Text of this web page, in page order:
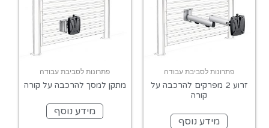
פתרונות לסביבת עבודה
זרוע 2 מפרקים להרכבה על
קורה
מידע נוסף
פתרונות לסביבת עבודה
מתקן למסך להרכבה על קורה
מידע נוסף